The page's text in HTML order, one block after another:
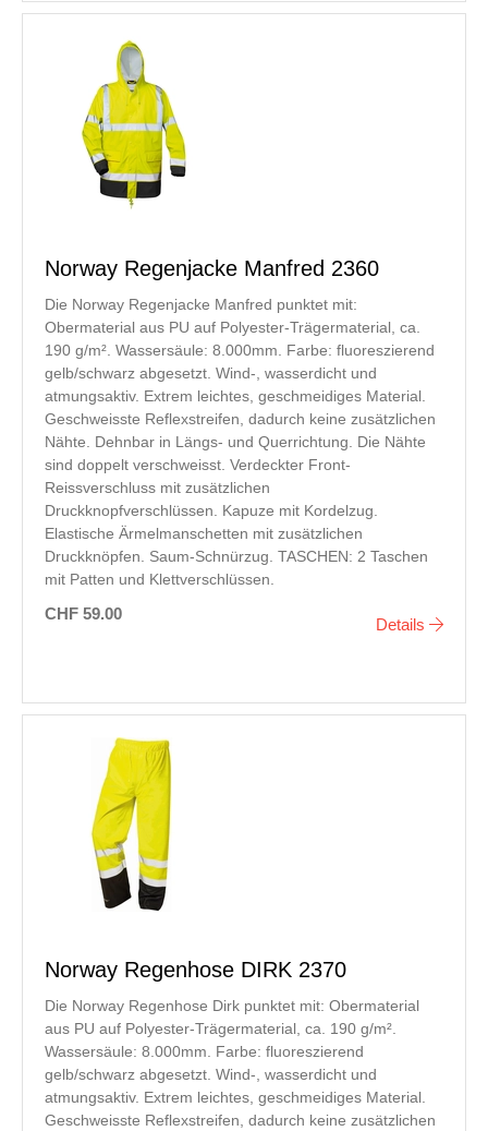
Norway Regenjacke Manfred 2360
Die Norway Regenjacke Manfred punktet mit:
Obermaterial aus PU auf Polyester-Trägermaterial, ca.
190 g/m². Wassersäule: 8.000mm. Farbe: fluoreszierend
gelb/schwarz abgesetzt. Wind-, wasserdicht und
atmungsaktiv. Extrem leichtes, geschmeidiges Material.
Geschweisste Reflexstreifen, dadurch keine zusätzlichen
Nähte. Dehnbar in Längs- und Querrichtung. Die Nähte
sind doppelt verschweisst. Verdeckter Front-
Reissverschluss mit zusätzlichen
Druckknopfverschlüssen. Kapuze mit Kordelzug.
Elastische Ärmelmanschetten mit zusätzlichen
Druckknöpfen. Saum-Schnürzug. TASCHEN: 2 Taschen
mit Patten und Klettverschlüssen.
CHF 59.00
Details
Norway Regenhose DIRK 2370
Die Norway Regenhose Dirk punktet mit: Obermaterial
aus PU auf Polyester-Trägermaterial, ca. 190 g/m².
Wassersäule: 8.000mm. Farbe: fluoreszierend
gelb/schwarz abgesetzt. Wind-, wasserdicht und
atmungsaktiv. Extrem leichtes, geschmeidiges Material.
Geschweisste Reflexstreifen, dadurch keine zusätzlichen